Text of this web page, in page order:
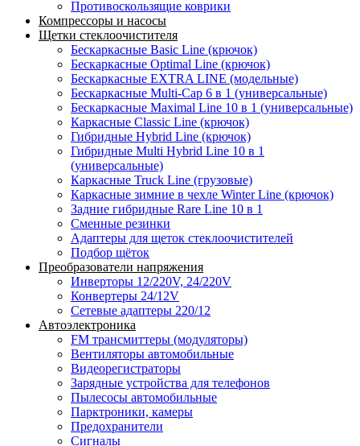
Противоскользящие коврики
Компрессоры и насосы
Щетки стеклоочистителя
Бескаркасные Basic Line (крючок)
Бескаркасные Optimal Line (крючок)
Бескаркасные EXTRA LINE (модельные)
Бескаркасные Multi-Cap 6 в 1 (универсальные)
Бескаркасные Maximal Line 10 в 1 (универсальные)
Каркасные Classic Line (крючок)
Гибридные Hybrid Line (крючок)
Гибридные Multi Hybrid Line 10 в 1
(универсальные)
Каркасные Truck Line (грузовые)
Каркасные зимние в чехле Winter Line (крючок)
Задние гибридные Rare Line 10 в 1
Сменные резинки
Адаптеры для щеток стеклоочистителей
Подбор щёток
Преобразователи напряжения
Инверторы 12/220V, 24/220V
Конвертеры 24/12V
Сетевые адаптеры 220/12
Автоэлектроника
FM трансмиттеры (модуляторы)
Вентиляторы автомобильные
Видеорегистраторы
Зарядные устройства для телефонов
Пылесосы автомобильные
Парктроники, камеры
Предохранители
Сигналы